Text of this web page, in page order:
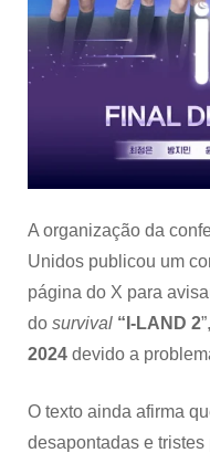
A organização da
Unidos publicou um
página do X para
do survival “I-LAND 2
2024 devido a
O texto ainda afirma
desapontadas e